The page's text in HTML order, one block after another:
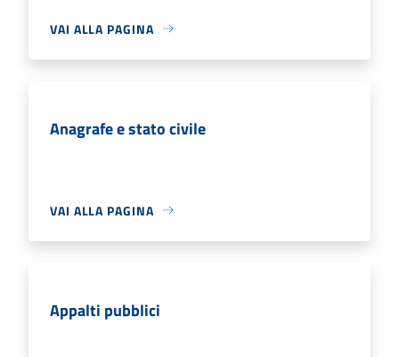
VAI ALLA PAGINA
Anagrafe e stato civile
VAI ALLA PAGINA
Appalti pubblici